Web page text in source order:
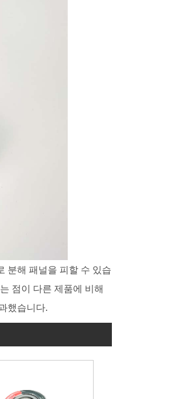
분해 패널을 피할 수 있습
점이 다른 제품에 비해
했습니다.